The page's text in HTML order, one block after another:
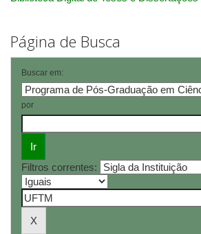
Página de Busca
Buscar em:
por
Filtros correntes: